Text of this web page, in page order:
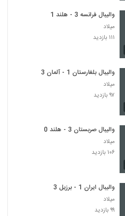
والیبال فرانسه 3 - هلند 1
میلاد
۱۱۱ بازدید
والیبال بلغارستان 1 - آلمان 3
میلاد
۹۷ بازدید
والیبال صربستان 3 - هلند 0
میلاد
۱۰۶ بازدید
والیبال ایران 1 - برزیل 3
میلاد
۹۹ بازدید